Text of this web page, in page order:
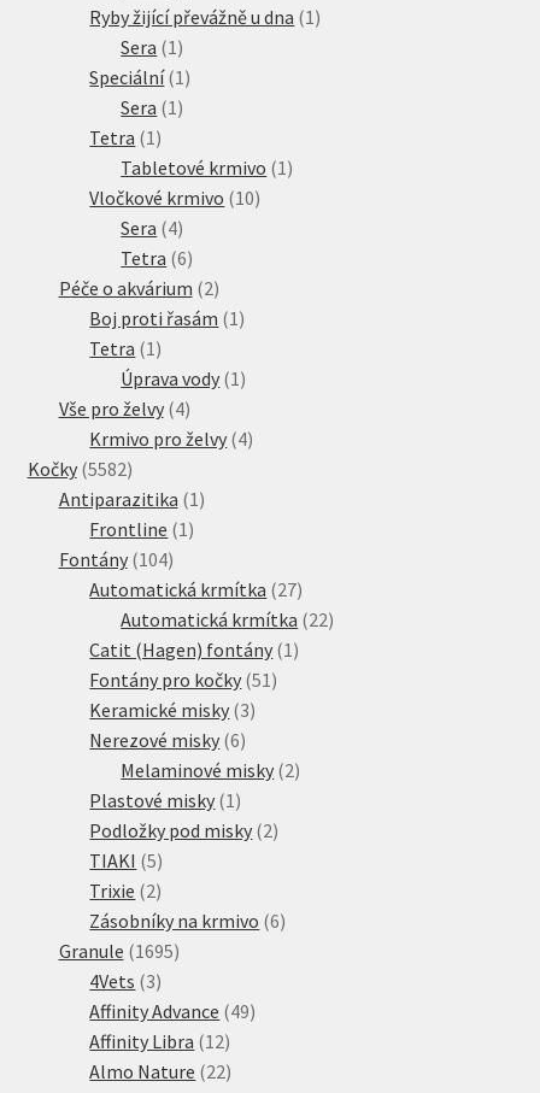
produkt
Ryby žijící převážně u dna 1 1
Sera 1 1
produkt
Speciální 1 1
Sera 1 1
Tetra 1 1
produkt
Tabletové krmivo 1 1
Vločkové krmivo 1010
Sera 44
produkty
Tetra 66
produktů
Péče o akvárium 22
produkty
Boj proti řasám 1 1
Tetra 1 1
produkt
Úprava vody 1 1
Vše pro želvy 44
produkty
Krmivo pro želvy 44
Kočky 55825582
produktů
Antiparazitika 1 1
Frontline 1 1
Fontány 104104
produktů
Automatická krmítka 2727
produktů
Automatická krmítka 2222
Catit (Hagen) fontány 1 1
Fontány pro kočky 51 51
Keramické misky 33
Nerezové misky 66
produktů
Melaminové misky 22
Plastové misky 1 1
produkt
Podložky pod misky 22
TIAKI 55
produktů
Trixie 22
produkty
Zásobníky na krmivo 66
Granule 16951695
4Vets 33
produkty
Affinity Advance 4949
Affinity Libra 1212
produktů
Almo Nature 2222